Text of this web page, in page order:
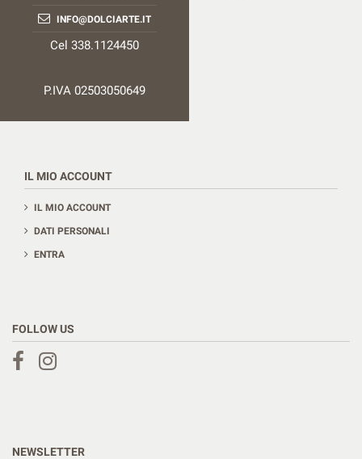
INFO@DOLCIARTE.IT
Cel 338.1124450
P.IVA 02503050649
IL MIO ACCOUNT
IL MIO ACCOUNT
DATI PERSONALI
ENTRA
FOLLOW US
NEWSLETTER